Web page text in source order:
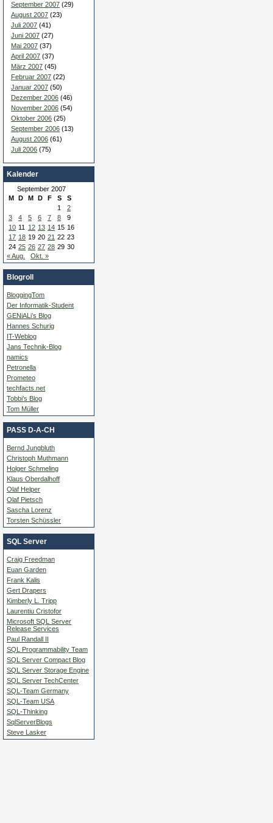
September 2007 (29)
August 2007 (23)
Juli 2007 (41)
Juni 2007 (27)
Mai 2007 (37)
April 2007 (37)
März 2007 (45)
Februar 2007 (22)
Januar 2007 (50)
Dezember 2006 (46)
November 2006 (54)
Oktober 2006 (25)
September 2006 (13)
August 2006 (61)
Juli 2006 (75)
Kalender
September 2007
M D M D F S
S
1
2
3
4 5 6 7 8
9
10 11 12 13 14 15 16
17 18 19 20 21 22 23
24 25 26 27 28 29 30
« Aug.
Okt. »
Blogroll
BloggingTom
Der Informatik-Student
GENiALi’s Blog
Hannes Schurig
IT-Weblog
Jans Technik-Blog
namics
Petronella
Prometeo
techfacts.net
Tobbi’s Blog
Tom Müller
PASS D-A-CH
Bernd Jungbluth
Christoph Muthmann
Holger Schmeling
Klaus Oberdalhoff
Olaf Helper
Olaf Pietsch
Sascha Lorenz
Torsten Schüssler
SQL Server
Craig Freedman
Euan Garden
Frank Kalis
Gert Drapers
Kimberly L. Tripp
Laurentiu Cristofor
Microsoft SQL Server
Release Services
Paul Randall II
SQL Programmability Team
SQL Server Compact Blog
SQL Server Storage Engine
SQL Server TechCenter
SQL-Team Germany
SQL-Team USA
SQL-Thinking
SqlServerBlogs
Steve Lasker